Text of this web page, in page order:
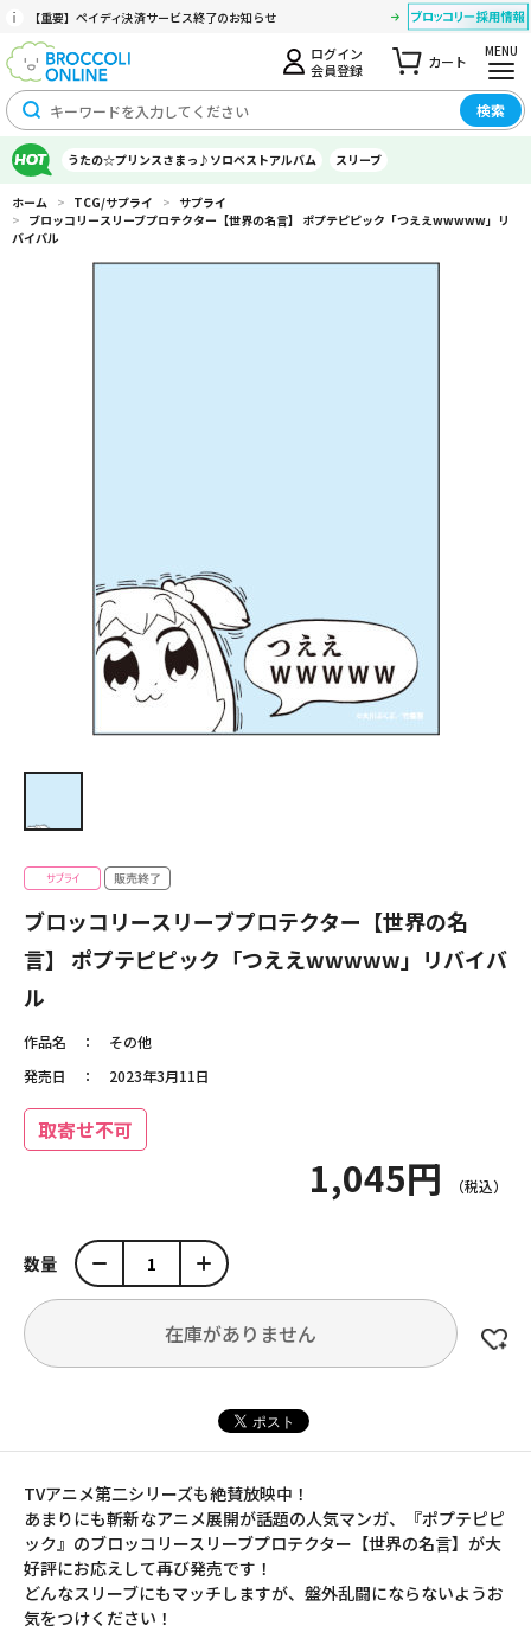
【重要】ペイディ決済サービス終了のお知らせ
ログイン
会員登録
カート
MENU
検索
うたの☆プリンスさまっ♪ソロベストアルバム スリーブ
ホーム > TCG/サプライ > サプライ
> ブロッコリースリーブプロテクター【世界の名言】 ポプテピピック「つええwwwww」リ
バイバル
ブロッコリースリーブプロテクター【世界の名
言】 ポプテピピック「つええwwwww」リバイバ
ル
作品名
その他
発売日
2023年3月11日
取寄せ不可
1,045円
数量
在庫がありません
TVアニメ第二シリーズも絶賛放映中！
あまりにも斬新なアニメ展開が話題の人気マンガ、『ポプテピピ
ック』のブロッコリースリーブプロテクター【世界の名言】が大
好評にお応えして再び発売です！
どんなスリーブにもマッチしますが、盤外乱闘にならないようお
気をつけください！